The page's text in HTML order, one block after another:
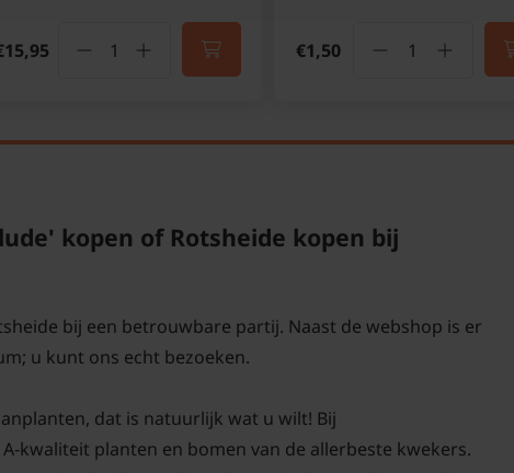
€1,50
kopen of Rotsheide kopen bij
bij een betrouwbare partij. Naast de webshop is er
u kunt ons echt bezoeken.
dat is natuurlijk wat u wilt! Bij
kwaliteit planten en bomen van de allerbeste kwekers.